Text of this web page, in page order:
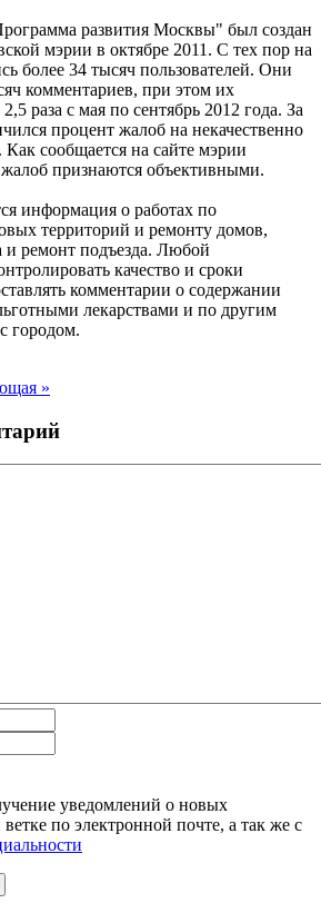
развития Москвы" был создан
мэрии в октябре 2011. С тех пор на
более 34 тысяч пользователей. Они
комментариев, при этом их
раза с мая по сентябрь 2012 года. За
процент жалоб на некачественно
сообщается на сайте мэрии
признаются объективными.
информация о работах по
территорий и ремонту домов,
и ремонт подъезда. Любой
качество и сроки
комментарии о содержании
лекарствами и по другим
городом.
»
уведомлений о новых
по электронной почте, а так же с